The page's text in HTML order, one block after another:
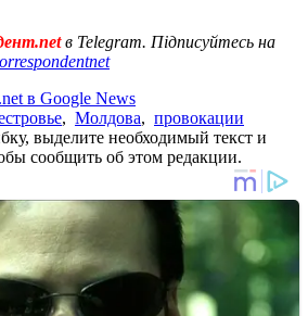
в Telegram. Підписуйтесь на
в Google News
, Молдова, провокации
выделите необходимый текст и
сообщить об этом редакции.